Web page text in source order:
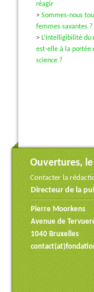
réagir
> Sommes-nous
femmes savantes ?
> L’intelligibilité du
est-elle à la portée
science ?
Ouvertures,
Contacter la
Directeur de la
Pierre Moorkens
Avenue de
1040 Bruxelles